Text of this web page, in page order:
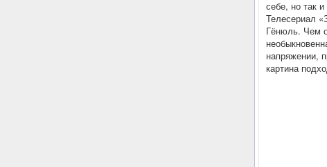
себе, но так
Телесериал
Гёнюль. Чем
напряжении,
картина